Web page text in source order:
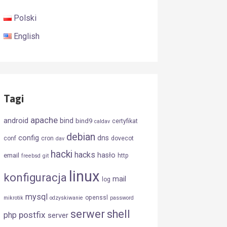
Polski
English
Tagi
android apache bind bind9 caldav certyfikat
conf config cron dav debian dns dovecot
email freebsd git hacki hacks hasło http
konfiguracja linux log mail
mikrotik mysql odzyskiwanie openssl password
php postfix server serwer shell